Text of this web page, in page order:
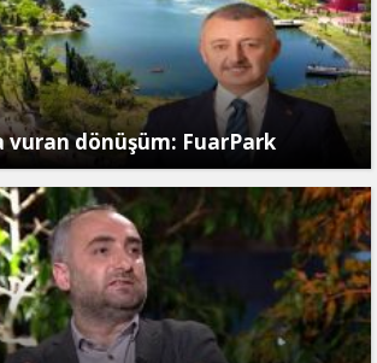
vuran dönüşüm: FuarPark